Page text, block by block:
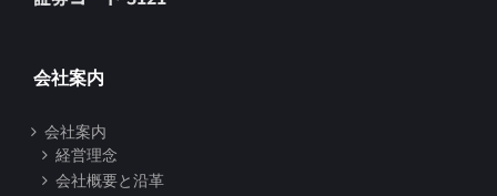
会社案内
会社案内
経営理念
会社概要と沿革